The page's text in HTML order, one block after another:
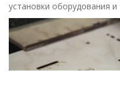
установки оборудования и